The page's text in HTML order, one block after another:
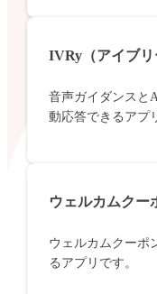
IVRy（アイブリ
音声ガイダンスと
動応答できるアプ
ウェルカムクー
ウェルカムクーポ
るアプリです。